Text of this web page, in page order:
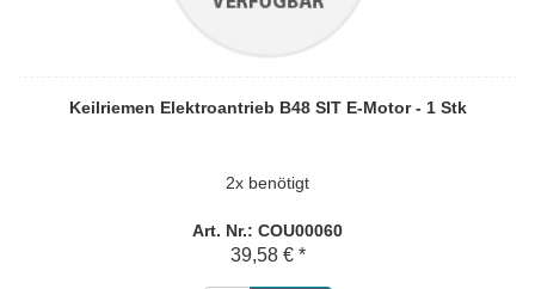
Keilriemen Elektroantrieb B48 SIT E-Motor - 1 Stk
2x benötigt
Art. Nr.: COU00060
39,58 € *